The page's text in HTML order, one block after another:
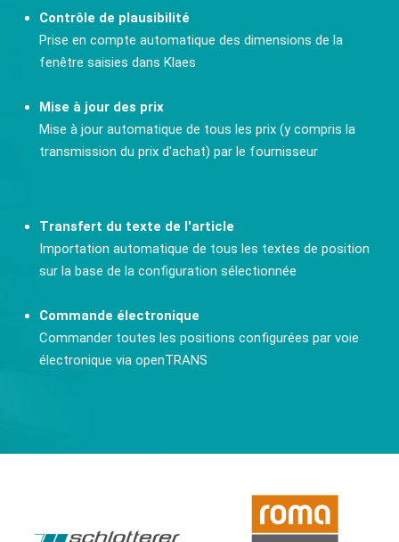
Contrôle de plausibilité
Prise en compte automatique des dimensions de la
fenêtre saisies dans Klaes
Mise à jour des prix
Mise à jour automatique de tous les prix (y compris la
transmission du prix d'achat) par le fournisseur
Transfert du texte de l'article
Importation automatique de tous les textes de position
sur la base de la configuration sélectionnée
Commande électronique
Commander toutes les positions configurées par voie
électronique via openTRANS